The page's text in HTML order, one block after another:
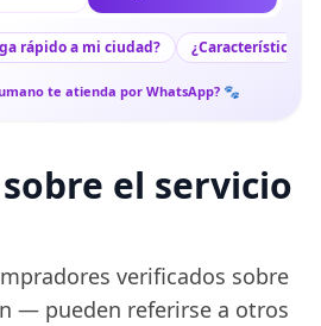
rápido a mi ciudad? ¿Características
te atienda por WhatsApp? 🐾
el servicio
verificados sobre
— pueden referirse a otros